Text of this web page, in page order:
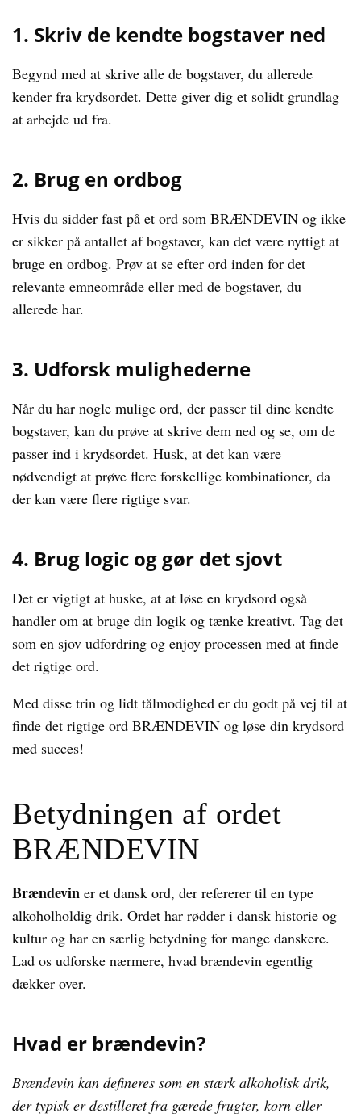
1. Skriv de kendte bogstaver ned
Begynd med at skrive alle de bogstaver, du allerede
kender fra krydsordet. Dette giver dig et solidt grundlag
at arbejde ud fra.
2. Brug en ordbog
Hvis du sidder fast på et ord som BRÆNDEVIN og ikke
er sikker på antallet af bogstaver, kan det være nyttigt at
bruge en ordbog. Prøv at se efter ord inden for det
relevante emneområde eller med de bogstaver, du
allerede har.
3. Udforsk mulighederne
Når du har nogle mulige ord, der passer til dine kendte
bogstaver, kan du prøve at skrive dem ned og se, om de
passer ind i krydsordet. Husk, at det kan være
nødvendigt at prøve flere forskellige kombinationer, da
der kan være flere rigtige svar.
4. Brug logic og gør det sjovt
Det er vigtigt at huske, at at løse en krydsord også
handler om at bruge din logik og tænke kreativt. Tag det
som en sjov udfordring og enjoy processen med at finde
det rigtige ord.
Med disse trin og lidt tålmodighed er du godt på vej til at
finde det rigtige ord BRÆNDEVIN og løse din krydsord
med succes!
Betydningen af ordet
BRÆNDEVIN
Brændevin er et dansk ord, der refererer til en type
alkoholholdig drik. Ordet har rødder i dansk historie og
kultur og har en særlig betydning for mange danskere.
Lad os udforske nærmere, hvad brændevin egentlig
dækker over.
Hvad er brændevin?
Brændevin kan defineres som en stærk alkoholisk drik,
der typisk er destilleret fra gærede frugter, korn eller